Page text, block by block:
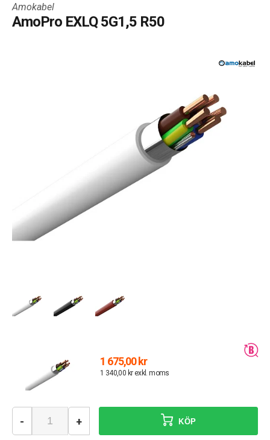
Amokabel
AmoPro EXLQ 5G1,5 R50
1 675,00 kr
1 340,00 kr exkl. moms
- + KÖP